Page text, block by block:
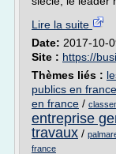
Lire la suite
Date: 2017-10-
Site : https://
Thèmes liés :
publics en france
en france /
entreprise
travaux /
france